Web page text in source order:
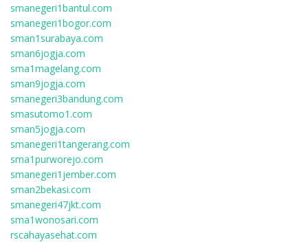
smanegeri1bantul.com
smanegeri1bogor.com
sman1surabaya.com
sman6jogja.com
sma1magelang.com
sman9jogja.com
smanegeri3bandung.com
smasutomo1.com
sman5jogja.com
smanegeri1tangerang.com
sma1purworejo.com
smanegeri1jember.com
sman2bekasi.com
smanegeri47jkt.com
sma1wonosari.com
rscahayasehat.com